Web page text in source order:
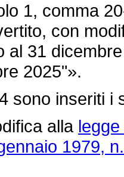
1, comma
con
al 31
2025"».
inseriti i
alla
1979,